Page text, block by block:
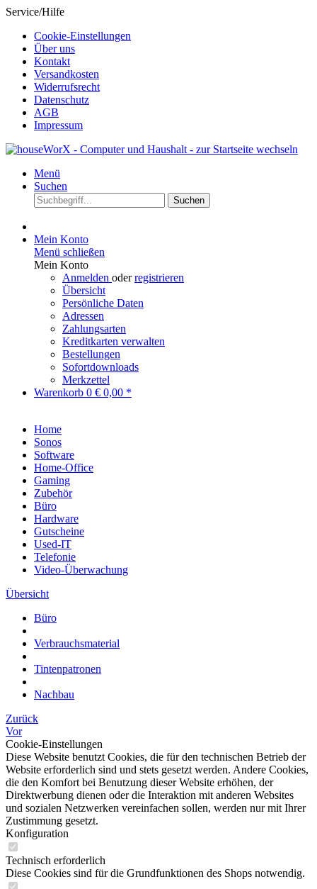
Service/Hilfe
Cookie-Einstellungen
Über uns
Kontakt
Versandkosten
Widerrufsrecht
Datenschutz
AGB
Impressum
Menü
Suchen
Suchen
Mein Konto
Menü schließen
Mein Konto
Anmelden oderregistrieren
Übersicht
Persönliche Daten
Adressen
Zahlungsarten
Kreditkarten verwalten
Bestellungen
Sofortdownloads
Merkzettel
Warenkorb 0 € 0,00 *
Home
Sonos
Software
Home-Office
Gaming
Zubehör
Büro
Hardware
Gutscheine
Used-IT
Telefonie
Video-Überwachung
Übersicht
Büro
Verbrauchsmaterial
Tintenpatronen
Nachbau
Zurück
Vor
Cookie-Einstellungen
Diese Website benutzt Cookies, die für den technischen Betrieb der
Website erforderlich sind und stets gesetzt werden. Andere Cookies,
die den Komfort bei Benutzung dieser Website erhöhen, der
Direktwerbung dienen oder die Interaktion mit anderen Websites
und sozialen Netzwerken vereinfachen sollen, werden nur mit Ihrer
Zustimmung gesetzt.
Konfiguration
Technisch erforderlich
Diese Cookies sind für die Grundfunktionen des Shops notwendig.